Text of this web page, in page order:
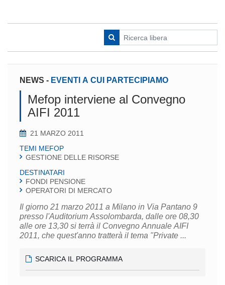
NEWS - EVENTI A CUI PARTECIPIAMO
Mefop interviene al Convegno
AIFI 2011
21 MARZO 2011
TEMI MEFOP
GESTIONE DELLE RISORSE
DESTINATARI
FONDI PENSIONE
OPERATORI DI MERCATO
Il giorno 21 marzo 2011 a Milano in Via Pantano 9
presso l'Auditorium Assolombarda, dalle ore 08,30
alle ore 13,30 si terrà il Convegno Annuale AIFI
2011, che quest'anno tratterà il tema "Private ...
SCARICA IL PROGRAMMA